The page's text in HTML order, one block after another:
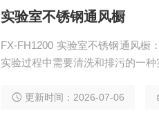
实验室不锈钢通风橱
FX-FH1200 实验室不锈钢通风橱
实验过程中需要清洗和排污的一种
更新时间：2026-07-06